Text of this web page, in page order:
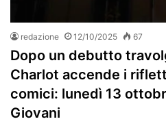
redazione 12/10/2025 67
Dopo un debutto
Charlot accende i
comici: lunedì 13
Giovani